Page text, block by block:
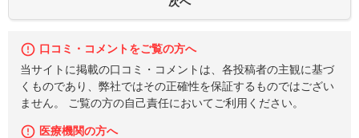
口コミ・コメントをご覧の方へ
当サイトに掲載の口コミ・コメントは、各投稿者の主観に基づ
くものであり、弊社ではその正確性を保証するものではござい
ません。 ご覧の方の自己責任においてご利用ください。
医療機関の方へ